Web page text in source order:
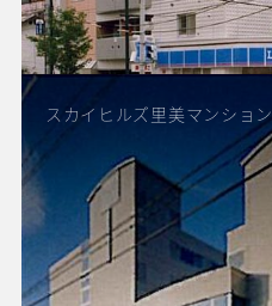
スカイヒルズ里美マンション